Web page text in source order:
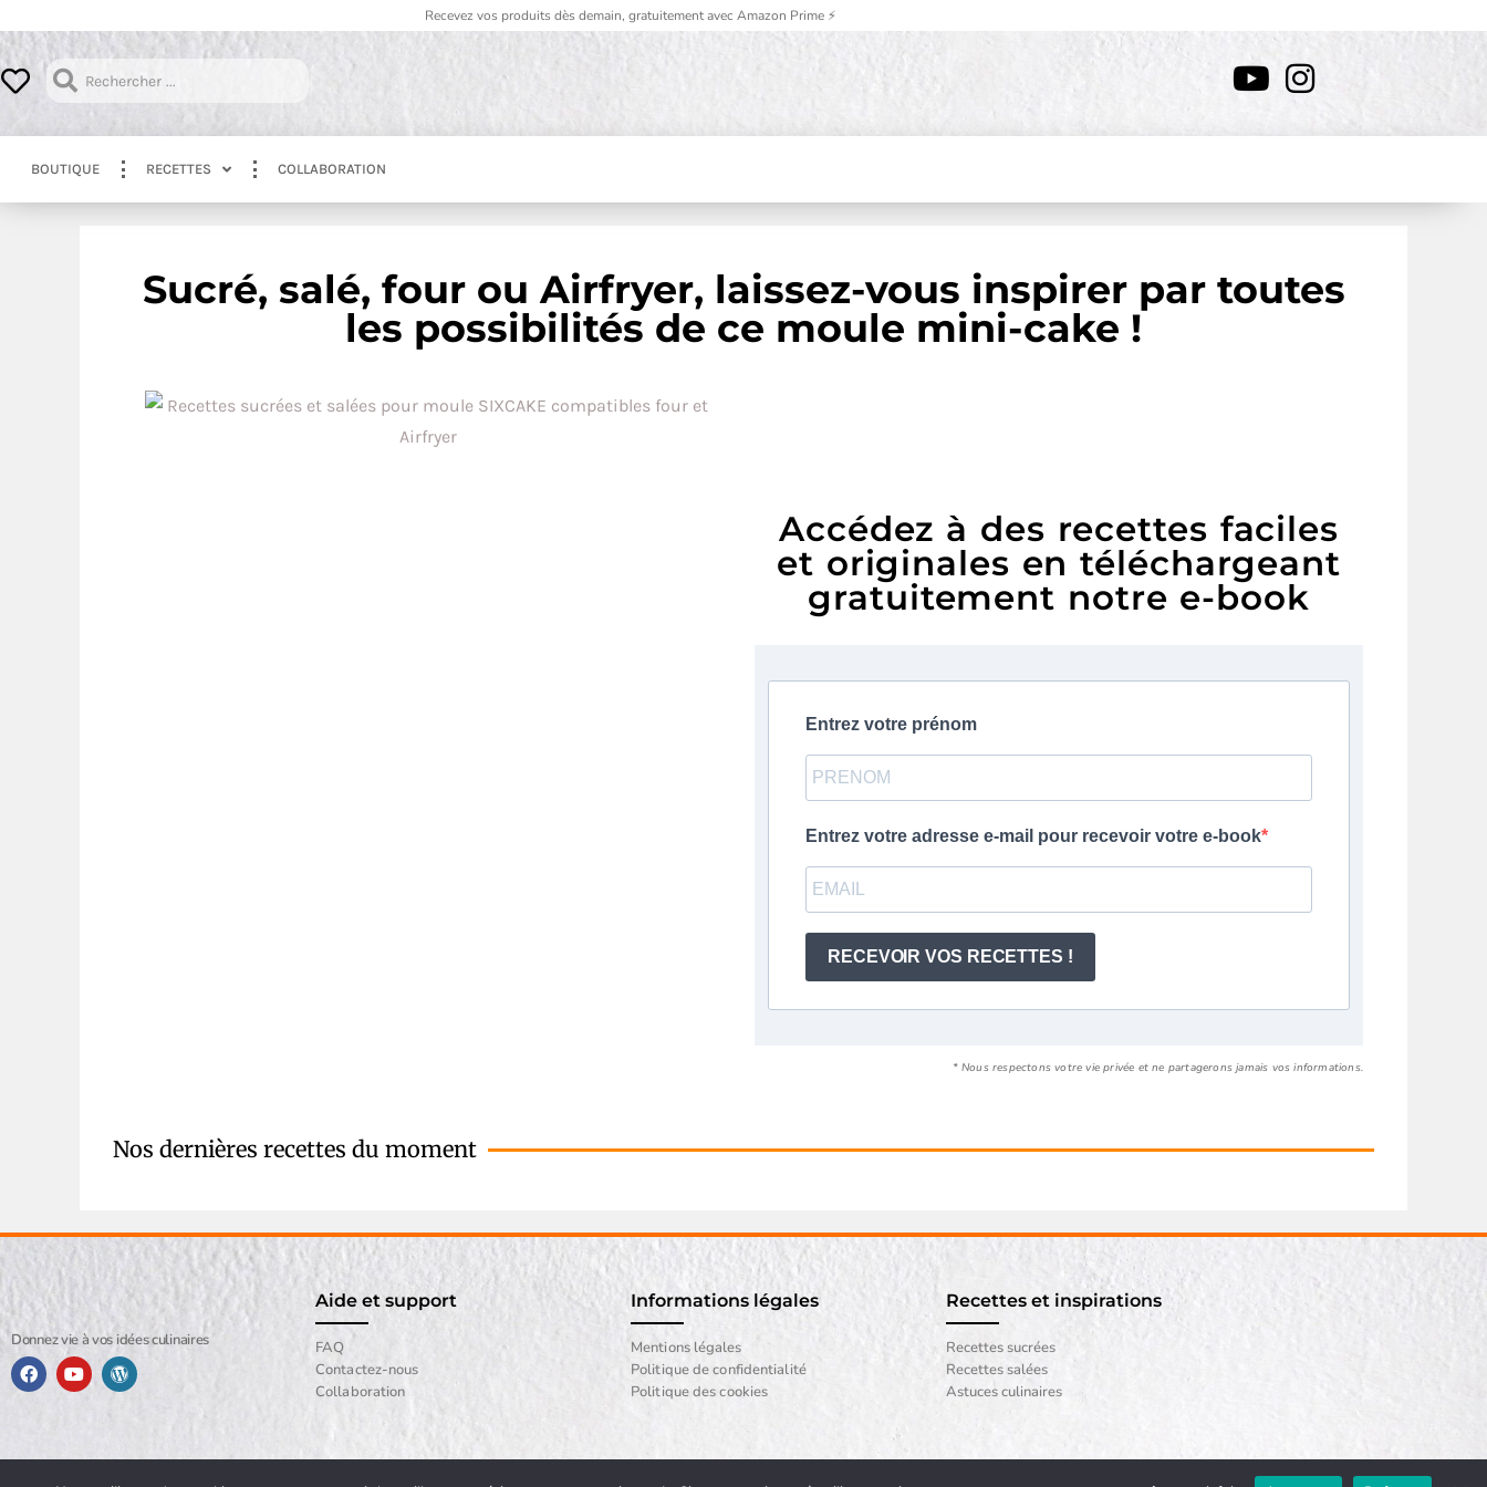
Recevez vos produits dès demain, gratuitement avec Amazon Prime ⚡
BOUTIQUE RECETTES COLLABORATION
Sucré, salé, four ou Airfryer, laissez-vous inspirer par toutes
les possibilités de ce moule mini-cake !
Accédez à des recettes faciles
et originales en téléchargeant
gratuitement notre e-book
Entrez votre prénom
Entrez votre adresse e-mail pour recevoir votre e-book
RECEVOIR VOS RECETTES !
* Nous respectons votre vie privée et ne partagerons jamais vos informations.
Nos dernières recettes du moment
Donnez vie à vos idées culinaires
Aide et support
FAQ
Contactez-nous
Collaboration
Informations légales
Mentions légales
Politique de confidentialité
Politique des cookies
Recettes et inspirations
Recettes sucrées
Recettes salées
Astuces culinaires